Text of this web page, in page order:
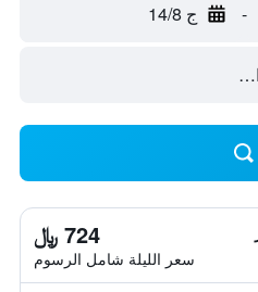
- ج 14/8
724 ﷼
سعر الليلة شامل الرسوم